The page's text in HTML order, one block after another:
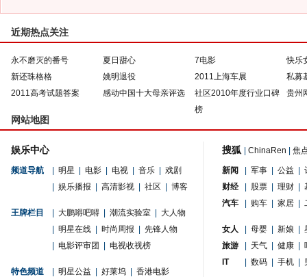
近期热点关注
永不磨灭的番号 夏日甜心 7电影
快乐
新还珠格格
姚明退役 2011上海车展
私募
2011高考试题答案
感动中国十大母亲评选
社区2010年度行业口碑
榜
贵州
网站地图
娱乐中心
频道导航 明星 电影 电视 音乐
戏剧
娱乐播报 高清影视 社区 博客
王牌栏目 大鹏嘚吧嘚 潮流实验室
大人物
明星在线 时尚周报
先锋人物
电影评审团 电视收视榜
特色频道 明星公益 好莱坞
香港电影
搜狐 ChinaRen 焦
新闻 军事 公益
财经
股票 理财
汽车
购车 家居
女人 母婴 新娘
旅游
天气 健康
IT
数码 手机